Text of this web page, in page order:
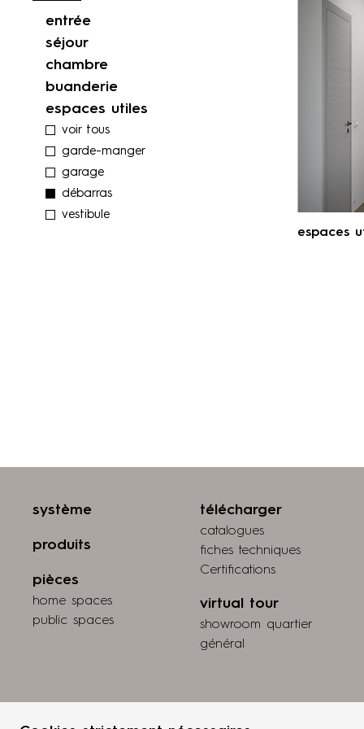
espaces
entrée
séjour
chambre
buanderie
espaces utiles
voir tous
garde-manger
garage
débarras
vestibule
système
produits
pièces
home spaces
public spaces
télécharger
catalogues
fiches techniques
Certifications
virtual tour
showroom quartier
général